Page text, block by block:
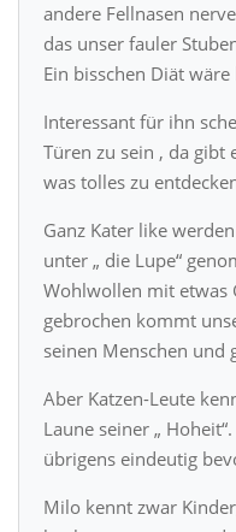
andere Fellnasen
das unser fauler
Ein bisschen Diät
Interessant für ihn
Türen zu sein , da gibt
was tolles zu
Ganz Kater like
unter „ die Lupe“
Wohlwollen mit etwas
gebrochen kommt
seinen Menschen und
Aber Katzen-Leute
Laune seiner „
übrigens eindeutig
Milo kennt zwar